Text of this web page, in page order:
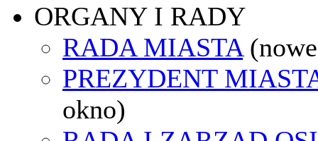
ORGANY I RADY
RADA MIASTA
PREZYDENT
okno)